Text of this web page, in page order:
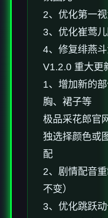
2、优化第一
3、优化崔莺
4、修复绯燕
V1.2.0 重大更
1、增加新的
胸、裙子等
极品采花郎官
独选择颜色或
配
2、剧情配音
不变）
3、优化跳跃